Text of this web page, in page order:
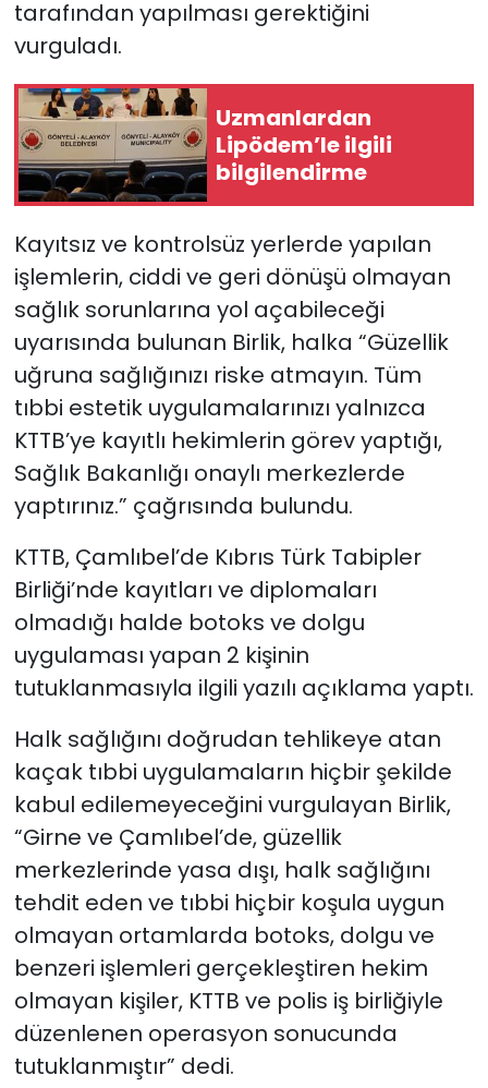
tarafından yapılması gerektiğini
vurguladı.
Uzmanlardan
Lipödem’le ilgili
bilgilendirme
Kayıtsız ve kontrolsüz yerlerde yapılan
işlemlerin, ciddi ve geri dönüşü olmayan
sağlık sorunlarına yol açabileceği
uyarısında bulunan Birlik, halka “Güzellik
uğruna sağlığınızı riske atmayın. Tüm
tıbbi estetik uygulamalarınızı yalnızca
KTTB’ye kayıtlı hekimlerin görev yaptığı,
Sağlık Bakanlığı onaylı merkezlerde
yaptırınız.” çağrısında bulundu.
KTTB, Çamlıbel’de Kıbrıs Türk Tabipler
Birliği’nde kayıtları ve diplomaları
olmadığı halde botoks ve dolgu
uygulaması yapan 2 kişinin
tutuklanmasıyla ilgili yazılı açıklama yaptı.
Halk sağlığını doğrudan tehlikeye atan
kaçak tıbbi uygulamaların hiçbir şekilde
kabul edilemeyeceğini vurgulayan Birlik,
“Girne ve Çamlıbel’de, güzellik
merkezlerinde yasa dışı, halk sağlığını
tehdit eden ve tıbbi hiçbir koşula uygun
olmayan ortamlarda botoks, dolgu ve
benzeri işlemleri gerçekleştiren hekim
olmayan kişiler, KTTB ve polis iş birliğiyle
düzenlenen operasyon sonucunda
tutuklanmıştır” dedi.
Video Galeri
YAŞAM
Yazarlar